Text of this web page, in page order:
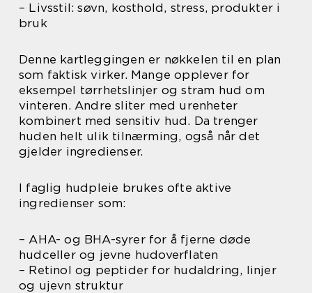
– Livsstil: søvn, kosthold, stress, produkter i
bruk
Denne kartleggingen er nøkkelen til en plan
som faktisk virker. Mange opplever for
eksempel tørrhetslinjer og stram hud om
vinteren. Andre sliter med urenheter
kombinert med sensitiv hud. Da trenger
huden helt ulik tilnærming, også når det
gjelder ingredienser.
I faglig hudpleie brukes ofte aktive
ingredienser som:
– AHA- og BHA-syrer for å fjerne døde
hudceller og jevne hudoverflaten
– Retinol og peptider for hudaldring, linjer
og ujevn struktur